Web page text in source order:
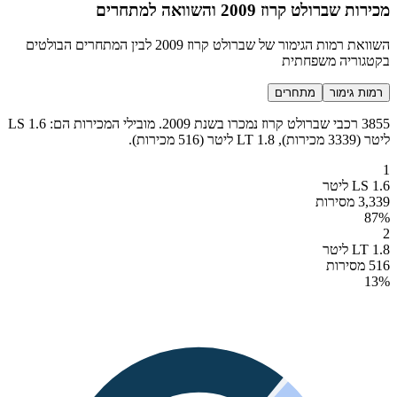
מכירות שברולט קרוז 2009 והשוואה למתחרים
השוואת רמות הגימור של שברולט קרוז 2009 לבין המתחרים הבולטים
בקטגוריה משפחתית
רמות גימור מתחרים
3855 רכבי שברולט קרוז נמכרו בשנת 2009. מובילי המכירות הם: LS 1.6
ליטר (3339 מכירות), LT 1.8 ליטר (516 מכירות).
1
LS 1.6 ליטר
3,339 מסירות
87%
2
LT 1.8 ליטר
516 מסירות
13%